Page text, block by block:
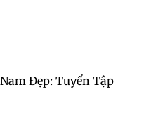
Đẹp: Tuyển Tập